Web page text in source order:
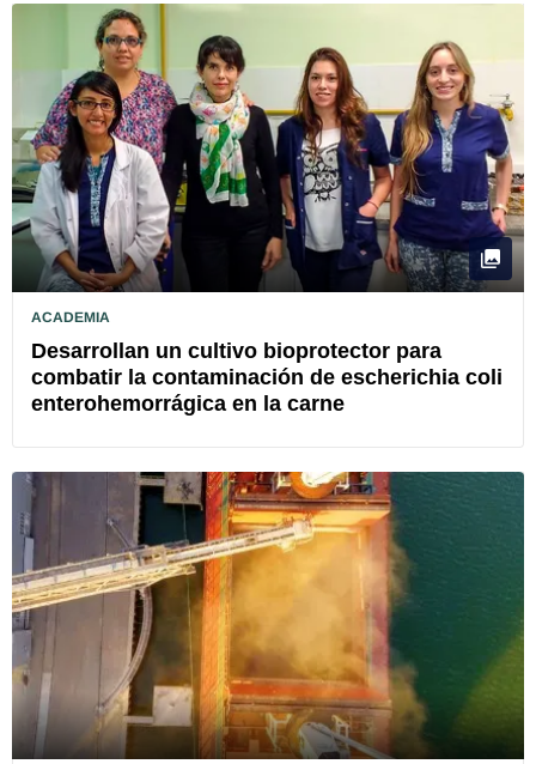
ACADEMIA
Desarrollan un cultivo bioprotector para
combatir la contaminación de escherichia coli
enterohemorrágica en la carne